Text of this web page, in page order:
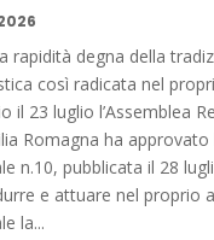
rapidità degna della
così radicata nel
il 23 luglio l’Assemblea
Romagna ha approvato
n.10, pubblicata il 28
e attuare nel proprio
la...